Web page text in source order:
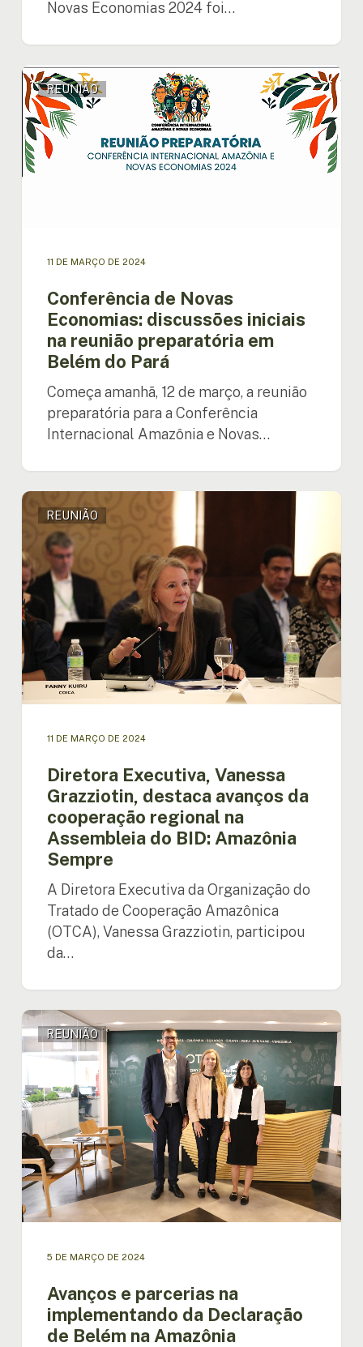
Novas Economias 2024 foi…
Conferência
de
Novas
Economias:
discussões
iniciais
na
REUNIÃO
11 DE MARÇO DE 2024
Conferência de Novas
Economias: discussões iniciais
na reunião preparatória em
Belém do Pará
Começa amanhã, 12 de março, a reunião
preparatória para a Conferência
Internacional Amazônia e Novas…
Diretora
Executiva,
Vanessa
Grazziotin,
destaca
avanços
da
cooperação
regional
na
Assembleia
do
REUNIÃO
11 DE MARÇO DE 2024
Diretora Executiva, Vanessa
Grazziotin, destaca avanços da
cooperação regional na
Assembleia do BID: Amazônia
Sempre
A Diretora Executiva da Organização do
Tratado de Cooperação Amazônica
(OTCA), Vanessa Grazziotin, participou
da…
Avanços
e
parcerias
implementando
da
Declaração
de
Belém
na
Amazônia
REUNIÃO
5 DE MARÇO DE 2024
Avanços e parcerias na
implementando da Declaração
de Belém na Amazônia